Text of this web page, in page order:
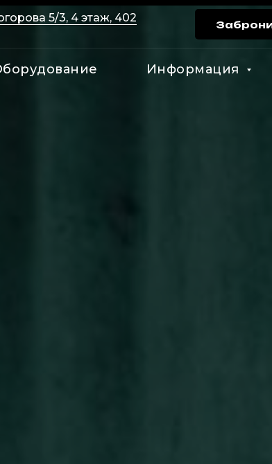
5/3, 4 этаж, 402
Информация